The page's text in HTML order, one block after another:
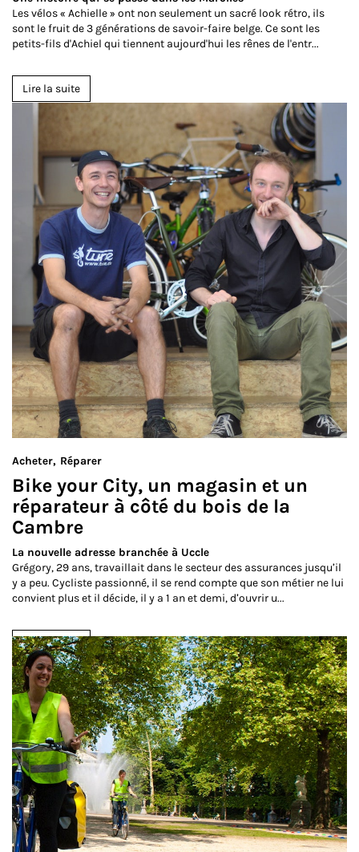
Les vélos « Achielle » ont non seulement un sacré look rétro, ils
sont le fruit de 3 générations de savoir-faire belge. Ce sont les
petits-fils d'Achiel qui tiennent aujourd'hui les rênes de l'entr...
Lire la suite
Acheter Réparer
Bike your City, un magasin et un
réparateur à côté du bois de la
Cambre
La nouvelle adresse branchée à Uccle
Grégory, 29 ans, travaillait dans le secteur des assurances jusqu’il
y a peu. Cycliste passionné, il se rend compte que son métier ne lui
convient plus et il décide, il y a 1 an et demi, d’ouvrir u...
Lire la suite